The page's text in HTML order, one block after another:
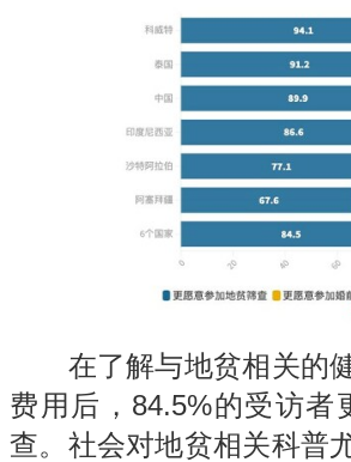
在了解与地贫相关的健
费用后，84.5%的受访
查。社会对地贫相关科普